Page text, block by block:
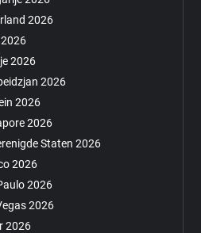
2026
2026
2026
2026
2026
Staten 2026
2026
2026
2026
2026